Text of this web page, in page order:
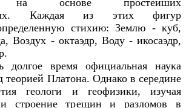
Каждая из этих фигур
стихию: Землю - куб,
Воздух - октаэдр, Воду - икосаэдр,
время официальная наука
теорией Платона. Однако в середине
геологи и геофизики, изучая
и строение трещин и разломов в